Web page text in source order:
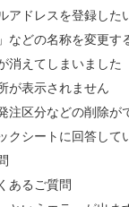
アドレスを登録し
などの名称を変更す
消えてしまいました
が表示されません
注区分などの削除が
クシートに回答して
あるご質問